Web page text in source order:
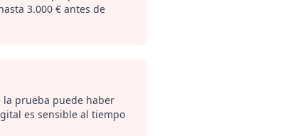
3.000 € antes de
la prueba puede haber
es sensible al tiempo